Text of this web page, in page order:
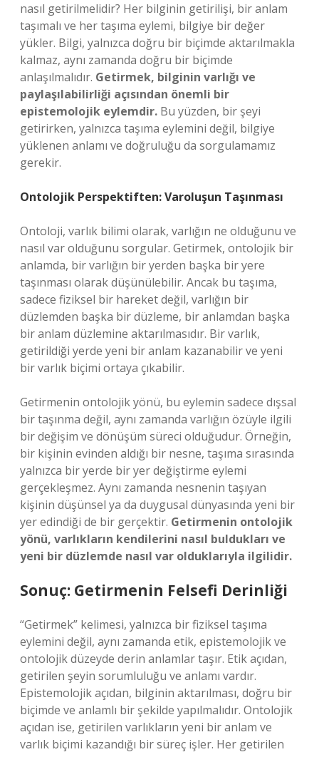
nasıl getirilmelidir? Her bilginin getirilişi, bir anlam
taşımalı ve her taşıma eylemi, bilgiye bir değer
yükler. Bilgi, yalnızca doğru bir biçimde aktarılmakla
kalmaz, aynı zamanda doğru bir biçimde
anlaşılmalıdır. Getirmek, bilginin varlığı ve
paylaşılabilirliği açısından önemli bir
epistemolojik eylemdir. Bu yüzden, bir şeyi
getirirken, yalnızca taşıma eylemini değil, bilgiye
yüklenen anlamı ve doğruluğu da sorgulamamız
gerekir.
Ontolojik Perspektiften: Varoluşun Taşınması
Ontoloji, varlık bilimi olarak, varlığın ne olduğunu ve
nasıl var olduğunu sorgular. Getirmek, ontolojik bir
anlamda, bir varlığın bir yerden başka bir yere
taşınması olarak düşünülebilir. Ancak bu taşıma,
sadece fiziksel bir hareket değil, varlığın bir
düzlemden başka bir düzleme, bir anlamdan başka
bir anlam düzlemine aktarılmasıdır. Bir varlık,
getirildiği yerde yeni bir anlam kazanabilir ve yeni
bir varlık biçimi ortaya çıkabilir.
Getirmenin ontolojik yönü, bu eylemin sadece dışsal
bir taşınma değil, aynı zamanda varlığın özüyle ilgili
bir değişim ve dönüşüm süreci olduğudur. Örneğin,
bir kişinin evinden aldığı bir nesne, taşıma sırasında
yalnızca bir yerde bir yer değiştirme eylemi
gerçekleşmez. Aynı zamanda nesnenin taşıyan
kişinin düşünsel ya da duygusal dünyasında yeni bir
yer edindiği de bir gerçektir. Getirmenin ontolojik
yönü, varlıkların kendilerini nasıl buldukları ve
yeni bir düzlemde nasıl var olduklarıyla ilgilidir.
Sonuç: Getirmenin Felsefi Derinliği
“Getirmek” kelimesi, yalnızca bir fiziksel taşıma
eylemini değil, aynı zamanda etik, epistemolojik ve
ontolojik düzeyde derin anlamlar taşır. Etik açıdan,
getirilen şeyin sorumluluğu ve anlamı vardır.
Epistemolojik açıdan, bilginin aktarılması, doğru bir
biçimde ve anlamlı bir şekilde yapılmalıdır. Ontolojik
açıdan ise, getirilen varlıkların yeni bir anlam ve
varlık biçimi kazandığı bir süreç işler. Her getirilen